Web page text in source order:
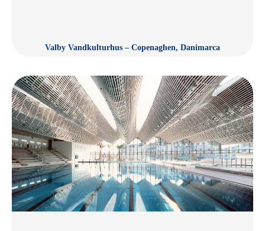
Valby Vandkulturhus – Copenaghen, Danimarca